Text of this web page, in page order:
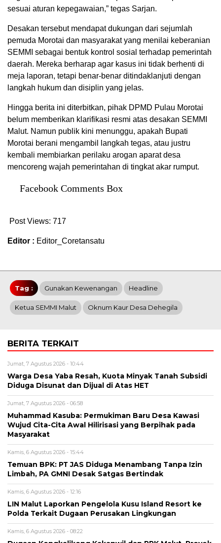
sesuai aturan kepegawaian,” tegas Sarjan.
Desakan tersebut mendapat dukungan dari sejumlah
pemuda Morotai dan masyarakat yang menilai keberanian
SEMMI sebagai bentuk kontrol sosial terhadap pemerintah
daerah. Mereka berharap agar kasus ini tidak berhenti di
meja laporan, tetapi benar-benar ditindaklanjuti dengan
langkah hukum dan disiplin yang jelas.
Hingga berita ini diterbitkan, pihak DPMD Pulau Morotai
belum memberikan klarifikasi resmi atas desakan SEMMI
Malut. Namun publik kini menunggu, apakah Bupati
Morotai berani mengambil langkah tegas, atau justru
kembali membiarkan perilaku arogan aparat desa
mencoreng wajah pemerintahan di tingkat akar rumput.
Facebook Comments Box
Post Views: 717
Editor : Editor_Coretansatu
Tag : Gunakan Kewenangan Headline
Ketua SEMMI Malut Oknum Kaur Desa Dehegila
BERITA TERKAIT
Jumat, 7 Agustus 2026 - 10:44
Warga Desa Yaba Resah, Kuota Minyak Tanah Subsidi
Diduga Disunat dan Dijual di Atas HET
Jumat, 7 Agustus 2026 - 06:58
Muhammad Kasuba: Permukiman Baru Desa Kawasi
Wujud Cita-Cita Awal Hilirisasi yang Berpihak pada
Masyarakat
Kamis, 6 Agustus 2026 - 15:44
Temuan BPK: PT JAS Diduga Menambang Tanpa Izin
Limbah, PA GMNI Desak Satgas Bertindak
Kamis, 6 Agustus 2026 - 12:16
LIN Malut Laporkan Pengelola Kusu Island Resort ke
Polda Terkait Dugaan Perusakan Lingkungan
Kamis, 6 Agustus 2026 - 08:22